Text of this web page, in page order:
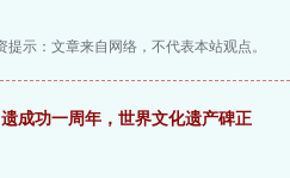
提示：文章来自网络，不代表本站观点。
成功一周年，世界文化遗产碑正